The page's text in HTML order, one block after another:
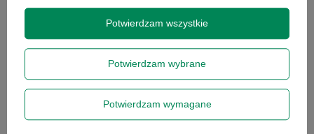
gwarancji
Specyfikacja Skontaktuj się z nami
Stan Uszkodzony
Potwierdzam wybrane
Potwierdzam wymagane
Potwierdzam wszystkie